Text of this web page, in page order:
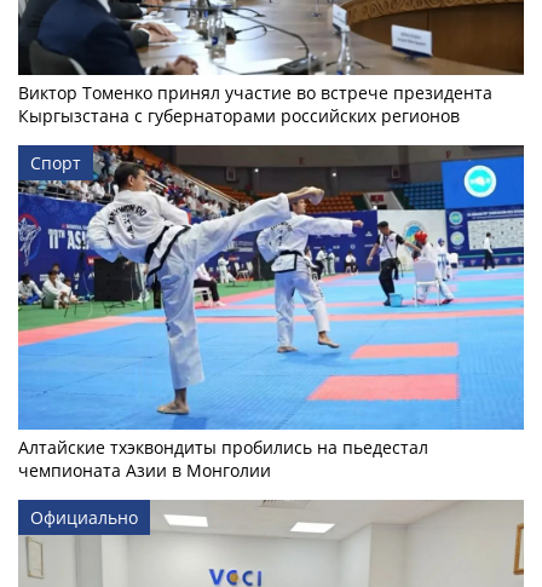
Виктор Томенко принял участие во встрече президента
Кыргызстана с губернаторами российских регионов
Спорт
Алтайские тхэквондиты пробились на пьедестал
чемпионата Азии в Монголии
Официально